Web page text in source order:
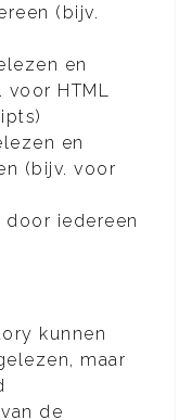
(bijv.
en
HTML
en
(bijv. voor
iedereen
kunnen
maar
de